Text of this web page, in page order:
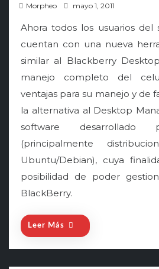
Morpheo
s
t
e
d
mayo 1, 2011
Ahora todos los usuarios del
cuentan con una nueva
similar al Blackberry
manejo completo del
ventajas para su manejo y de
la alternativa al Desktop
software desarrollado
(principalmente
Ubuntu/Debian), cuya
posibilidad de poder
BlackBerry.
Leer Más